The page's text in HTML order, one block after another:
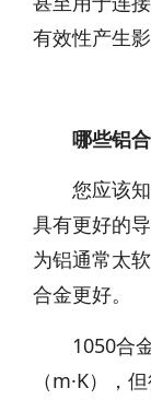
有效性产生影
哪些铝
您应该
具有更好的
为铝通常太
合金更好。
1050合
（m·K），